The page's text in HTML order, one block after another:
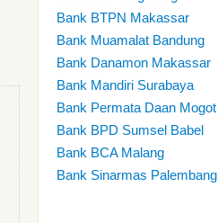
Bank BTPN Makassar
Bank Muamalat Bandung
Bank Danamon Makassar
Bank Mandiri Surabaya
Bank Permata Daan Mogot
Bank BPD Sumsel Babel
Bank BCA Malang
Bank Sinarmas Palembang